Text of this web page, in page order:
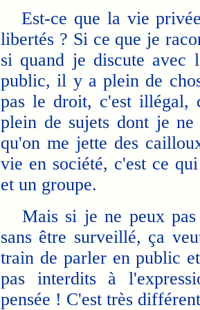
Est-ce que la vie
libertés ? Si ce que je
si quand je discute avec
public, il y a plein de
pas le droit, c'est
plein de sujets dont je
qu'on me jette des
vie en société, c'est ce
et un groupe.
Mais si je ne peux pas
sans être surveillé, ça
train de parler en public
pas interdits à
pensée ! C'est très